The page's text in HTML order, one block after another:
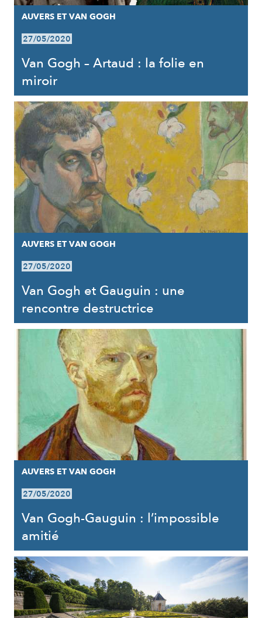
AUVERS ET VAN GOGH
27/05/2020
Van Gogh – Artaud : la folie en
miroir
AUVERS ET VAN GOGH
27/05/2020
Van Gogh et Gauguin : une
rencontre destructrice
AUVERS ET VAN GOGH
27/05/2020
Van Gogh-Gauguin : l’impossible
amitié